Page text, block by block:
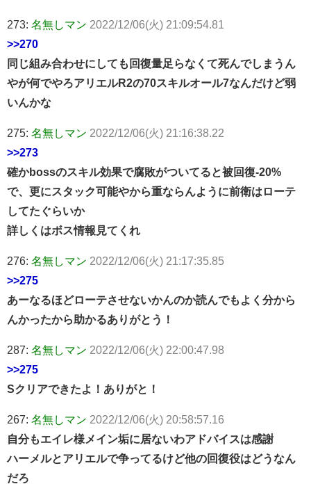
273: 名無しマン 2022/12/06(火) 21:09:54.81
>>270
同じ組み合わせにしても回復量足らなくて死んでしまうん
やが何でやろアリエルR2の70スキルオール7なんだけど弱
いんかな
275: 名無しマン 2022/12/06(火) 21:16:38.22
>>273
確かbossのスキル効果で腐敗がついてると被回復-20%
で、更にスタック可能やから重ならんように前衛はローテ
してたぐらいか
詳しくはボス情報見てくれ
276: 名無しマン 2022/12/06(火) 21:17:35.85
>>275
あーなるほどローテさせないかんのか読んでもよく分から
んかったから助かるありがとう！
287: 名無しマン 2022/12/06(火) 22:00:47.98
>>275
Sクリアできたよ！ありがと！
267: 名無しマン 2022/12/06(火) 20:58:57.16
自分もエイレ様メイン垢に居ないわアドバイスは感謝
ハーメルとアリエルで争ってるけど他の回復役はどうなん
だろ